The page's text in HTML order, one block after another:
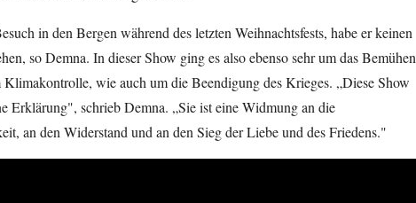
in den Bergen während des letzten Weihnachtsfests, habe er keinen
so Demna. In dieser Show ging es also ebenso sehr um das Bemühen
Klimakontrolle, wie auch um die Beendigung des Krieges. „Diese Show
Erklärung", schrieb Demna. „Sie ist eine Widmung an die
an den Widerstand und an den Sieg der Liebe und des Friedens."